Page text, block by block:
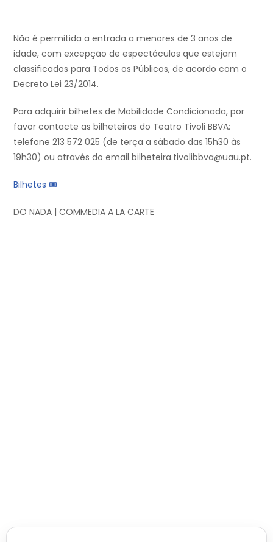
Não é permitida a entrada a menores de 3 anos de
idade, com excepção de espectáculos que estejam
classificados para Todos os Públicos, de acordo com o
Decreto Lei 23/2014.
Para adquirir bilhetes de Mobilidade Condicionada, por
favor contacte as bilheteiras do Teatro Tivoli BBVA:
telefone 213 572 025 (de terça a sábado das 15h30 às
19h30) ou através do email bilheteira.tivolibbva@uau.pt.
Bilhetes 🎟
DO NADA | COMMEDIA A LA CARTE